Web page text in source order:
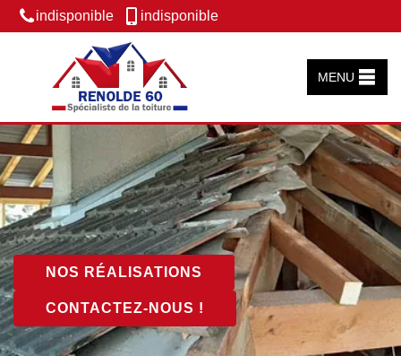
indisponible indisponible
MENU
NOS RÉALISATIONS
CONTACTEZ-NOUS !